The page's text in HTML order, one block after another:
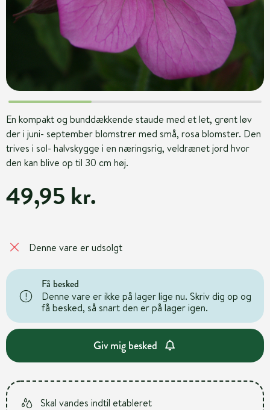
En kompakt og bunddækkende staude med et let, grønt løv
der i juni- september blomstrer med små, rosa blomster. Den
trives i sol- halvskygge i en næringsrig, veldrænet jord hvor
den kan blive op til 30 cm høj.
49,95 kr.
Denne vare er udsolgt
Få besked
Denne vare er ikke på lager lige nu. Skriv dig op og
få besked, så snart den er på lager igen.
Giv mig besked
Skal vandes indtil etableret